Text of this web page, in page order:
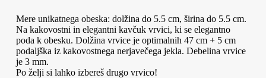
Mere unikatnega obeska: dolžina do 5.5 cm, širina do 5.5 cm.
Na kakovostni in elegantni kavčuk vrvici, ki se elegantno
poda k obesku. Dolžina vrvice je optimalnih 47 cm + 5 cm
podaljška iz kakovostnega nerjavečega jekla. Debelina vrvice
je 3 mm.
Po želji si lahko izbereš drugo vrvico!